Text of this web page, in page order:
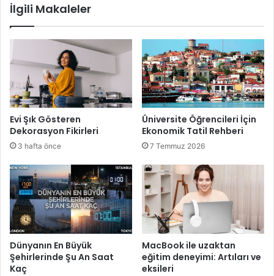
İlgili Makaleler
Evi Şık Gösteren
Dekorasyon Fikirleri
3 hafta önce
Üniversite Öğrencileri İçin
Ekonomik Tatil Rehberi
7 Temmuz 2026
Dünyanın En Büyük
Şehirlerinde Şu An Saat
Kaç
MacBook ile uzaktan
eğitim deneyimi: Artıları ve
eksileri